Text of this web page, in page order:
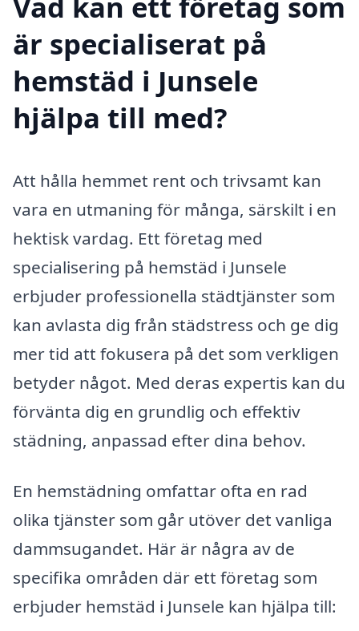
är specialiserat på
hemstäd i Junsele
hjälpa till med?
Att hålla hemmet rent och trivsamt kan
vara en utmaning för många, särskilt i en
hektisk vardag. Ett företag med
specialisering på hemstäd i Junsele
erbjuder professionella städtjänster som
kan avlasta dig från städstress och ge dig
mer tid att fokusera på det som verkligen
betyder något. Med deras expertis kan du
förvänta dig en grundlig och effektiv
städning, anpassad efter dina behov.
En hemstädning omfattar ofta en rad
olika tjänster som går utöver det vanliga
dammsugandet. Här är några av de
specifika områden där ett företag som
erbjuder hemstäd i Junsele kan hjälpa till: